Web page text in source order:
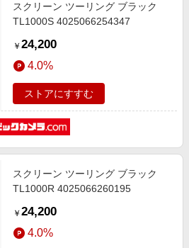
スクリーン ツーリング ブラック
TL1000S 4025066254347
￥ 24,200
4.0%
ストアにすすむ
スクリーン ツーリング ブラック
TL1000R 4025066260195
￥ 24,200
4.0%